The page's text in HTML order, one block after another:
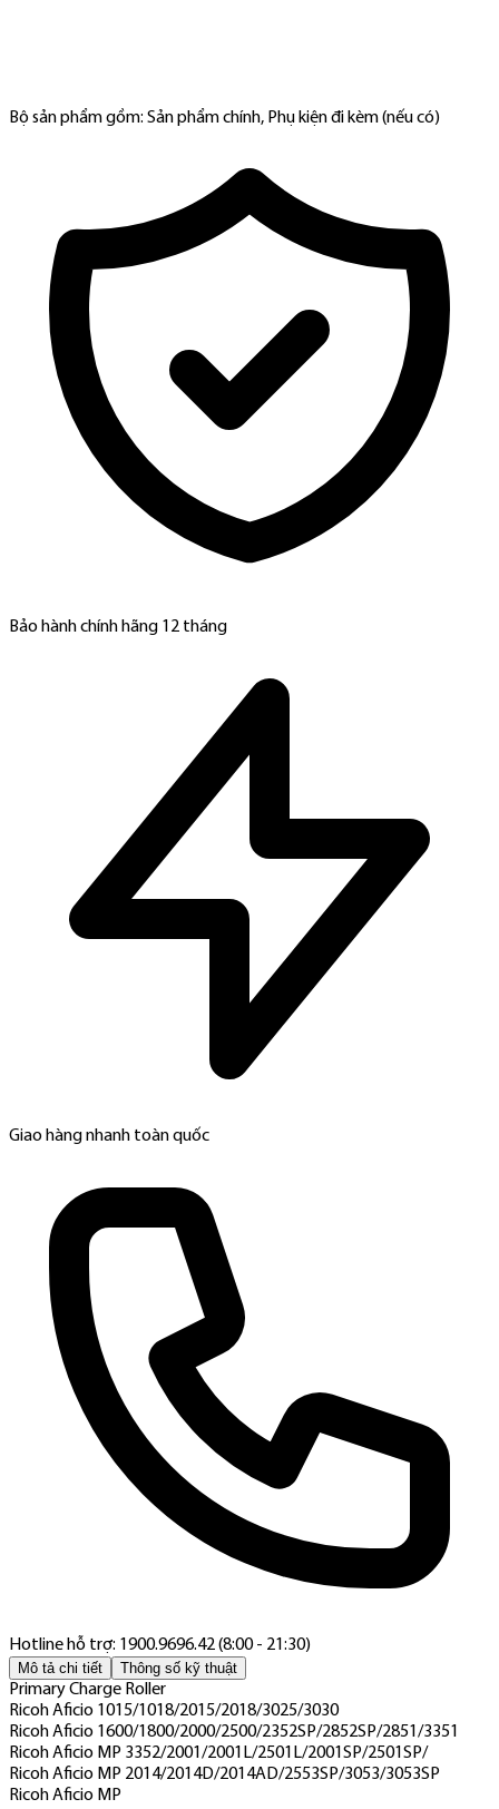
Bộ sản phẩm gồm: Sản phẩm chính, Phụ kiện đi kèm (nếu có)
Bảo hành chính hãng 12 tháng
Giao hàng nhanh toàn quốc
Hotline hỗ trợ: 1900.9696.42 (8:00 - 21:30)
Mô tả chi tiết Thông số kỹ thuật
Primary Charge Roller
Ricoh Aficio 1015/1018/2015/2018/3025/3030
Ricoh Aficio 1600/1800/2000/2500/2352SP/2852SP/2851/3351
Ricoh Aficio MP 3352/2001/2001L/2501L/2001SP/2501SP/
Ricoh Aficio MP 2014/2014D/2014AD/2553SP/3053/3053SP
Ricoh Aficio MP